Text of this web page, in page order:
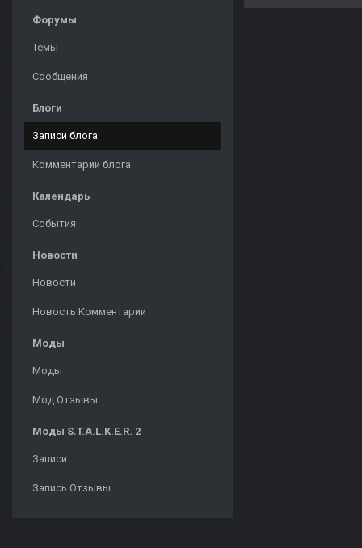
Форумы
Темы
Сообщения
Блоги
Записи блога
Комментарии блога
Календарь
События
Новости
Новости
Новость Комментарии
Моды
Моды
Мод Отзывы
Моды S.T.A.L.K.E.R. 2
Записи
Запись Отзывы